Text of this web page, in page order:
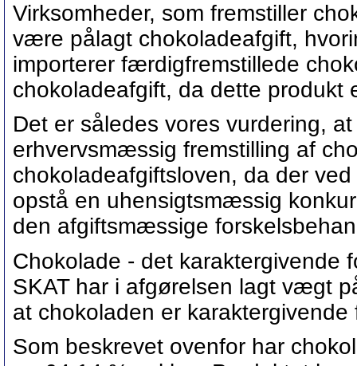
Virksomheder, som fremstiller
være pålagt chokoladeafgift,
importerer færdigfremstillede
chokoladeafgift, da dette produkt
Det er således vores vurdering,
erhvervsmæssig fremstilling af
chokoladeafgiftsloven, da der
opstå en uhensigtsmæssig
den afgiftsmæssige
Chokolade - det karaktergivende
SKAT har i afgørelsen lagt vægt
at chokoladen er karaktergivende
Som beskrevet ovenfor har